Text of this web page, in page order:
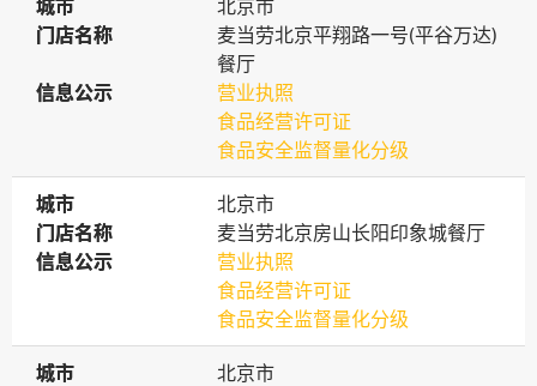
城市
城市
北京市
门店名称
门店名称
麦当劳北京平翔路一号(平谷万达)
餐厅
信息公示
信息公示
营业执照
食品经营许可证
食品安全监督量化分级
城市
城市
北京市
门店名称
门店名称
麦当劳北京房山长阳印象城餐厅
信息公示
信息公示
营业执照
食品经营许可证
食品安全监督量化分级
城市
城市
北京市